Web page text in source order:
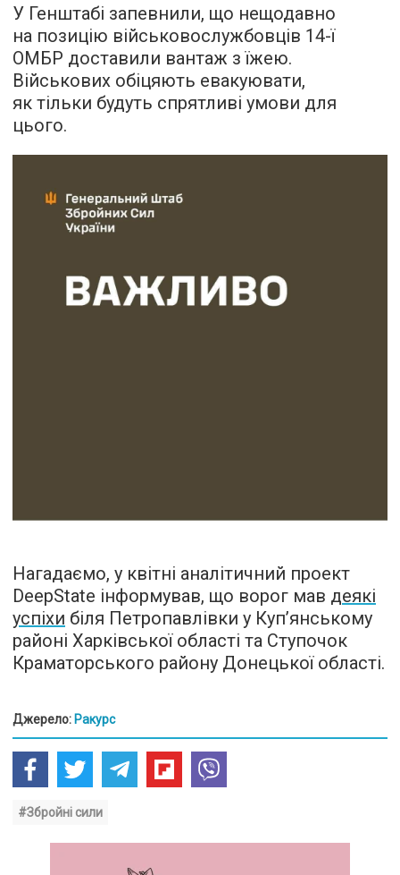
У Генштабі запевнили, що нещодавно
на позицію військовослужбовців 14-ї
ОМБР доставили вантаж з їжею.
Військових обіцяють евакуювати,
як тільки будуть спрятливі умови для
цього.
Нагадаємо, у квітні аналітичний проект
DeepState інформував, що ворог мав деякі
успіхи біля Петропавлівки у Куп’янському
районі Харківської області та Ступочок
Краматорського району Донецької області.
Джерело: Ракурс
#Збройні сили